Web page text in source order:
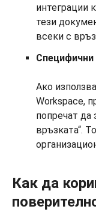
интеграции
тези
всеки с
Специфични
Ако
Workspace,
попречат да
връзката“.
Как да